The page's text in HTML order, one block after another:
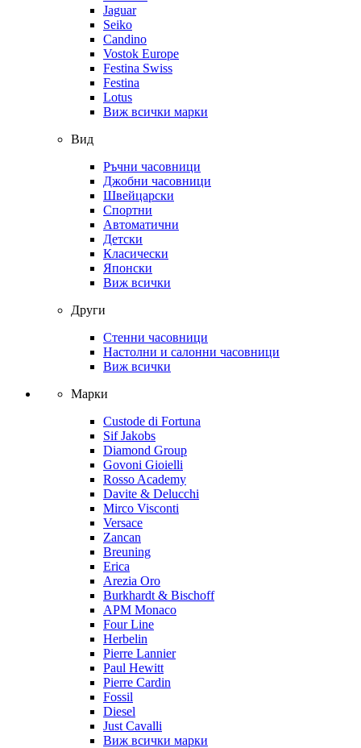
Jaguar
Seiko
Candino
Vostok Europe
Festina Swiss
Festina
Lotus
Виж всички марки
Вид
Ръчни часовници
Джобни часовници
Швейцарски
Спортни
Автоматични
Детски
Класически
Японски
Виж всички
Други
Стенни часовници
Настолни и салонни часовници
Виж всички
Марки
Custode di Fortuna
Sif Jakobs
Diamond Group
Govoni Gioielli
Rosso Academy
Davite & Delucchi
Mirco Visconti
Versace
Zancan
Breuning
Erica
Arezia Oro
Burkhardt & Bischoff
APM Monaco
Four Line
Herbelin
Pierre Lannier
Paul Hewitt
Pierre Cardin
Fossil
Diesel
Just Cavalli
Виж всички марки